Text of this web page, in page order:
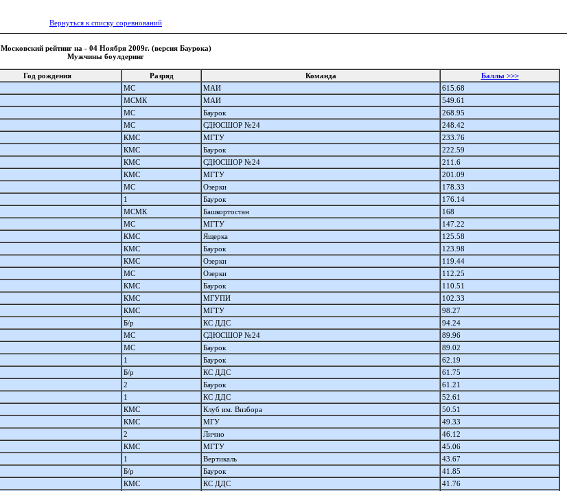
Вернуться к списку соревнований
Московский рейтинг на - 04 Ноября 2009г. (версия Баурока)
Мужчины боулдеринг
Год рождения Разряд Команда
Баллы >>>
МС МАИ
615.68
МСМК МАИ
549.61
МС Баурок
268.95
МС СДЮСШОР №24
248.42
КМС МГТУ
233.76
КМС Баурок
222.59
КМС СДЮСШОР №24
211.6
КМС МГТУ
201.09
МС Озерки
178.33
1 Баурок
176.14
МСМК Башкортостан
168
МС МГТУ
147.22
КМС Ящерка
125.58
КМС Баурок
123.98
КМС Озерки
119.44
МС Озерки
112.25
КМС Баурок
110.51
КМС МГУПИ
102.33
КМС МГТУ
98.27
Б/р КС ДДС
94.24
МС СДЮСШОР №24
89.96
МС Баурок
89.02
1 Баурок
62.19
Б/р КС ДДС
61.75
2 Баурок
61.21
1 КС ДДС
52.61
КМС Клуб им. Визбора
50.51
КМС МГУ
49.33
2 Лично
46.12
КМС МГТУ
45.06
1 Вертикаль
43.67
Б/р Баурок
41.85
КМС КС ДДС
41.76